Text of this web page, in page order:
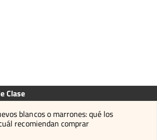
Clase
blancos o marrones: qué los
recomiendan comprar